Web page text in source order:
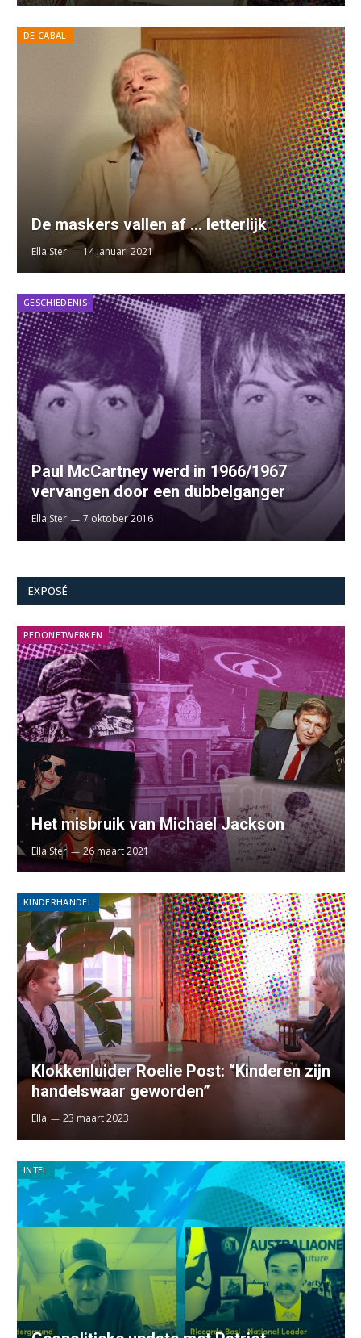
DE CABAL
De maskers vallen af … letterlijk
Ella Ster 14 januari 2021
GESCHIEDENIS
Paul McCartney werd in 1966/1967
vervangen door een dubbelganger
Ella Ster 7 oktober 2016
EXPOSÉ
PEDONETWERKEN
Het misbruik van Michael Jackson
Ella Ster 26 maart 2021
KINDERHANDEL
Klokkenluider Roelie Post: “Kinderen zijn
handelswaar geworden”
Ella 23 maart 2023
INTEL